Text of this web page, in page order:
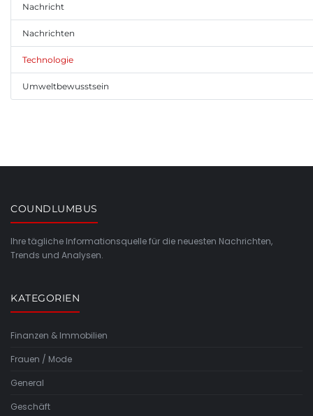
Nachricht
Nachrichten
Technologie
Umweltbewusstsein
COUNDLUMBUS
Ihre tägliche Informationsquelle für die neuesten Nachrichten,
Trends und Analysen.
KATEGORIEN
Finanzen & Immobilien
Frauen / Mode
General
Geschäft